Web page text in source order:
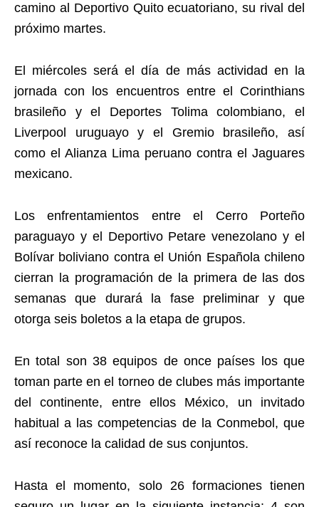
camino al Deportivo Quito ecuatoriano, su rival del
próximo martes.
El miércoles será el día de más actividad en la
jornada con los encuentros entre el Corinthians
brasileño y el Deportes Tolima colombiano, el
Liverpool uruguayo y el Gremio brasileño, así
como el Alianza Lima peruano contra el Jaguares
mexicano.
Los enfrentamientos entre el Cerro Porteño
paraguayo y el Deportivo Petare venezolano y el
Bolívar boliviano contra el Unión Española chileno
cierran la programación de la primera de las dos
semanas que durará la fase preliminar y que
otorga seis boletos a la etapa de grupos.
En total son 38 equipos de once países los que
toman parte en el torneo de clubes más importante
del continente, entre ellos México, un invitado
habitual a las competencias de la Conmebol, que
así reconoce la calidad de sus conjuntos.
Hasta el momento, solo 26 formaciones tienen